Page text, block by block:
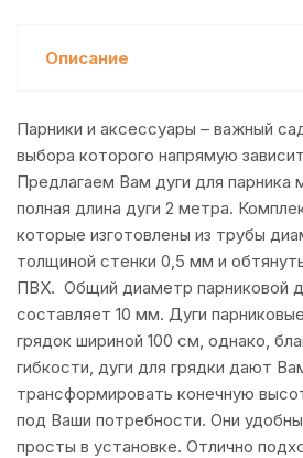
Описание
Парники и аксессуары – важный
выбора которого напрямую
Предлагаем Вам дуги для парника
полная длина дуги 2 метра.
которые изготовлены из трубы
толщиной стенки 0,5 мм и
ПВХ. Общий диаметр парниковой
составляет 10 мм. Дуги
грядок шириной 100 см, однако,
гибкости, дуги для грядки дают
трансформировать конечную
под Ваши потребности. Они
просты в установке. Отлично